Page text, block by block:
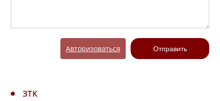
Авторизоваться Отправить
ЗТК